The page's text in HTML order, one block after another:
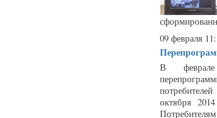
09 февраля
В феврале
октября